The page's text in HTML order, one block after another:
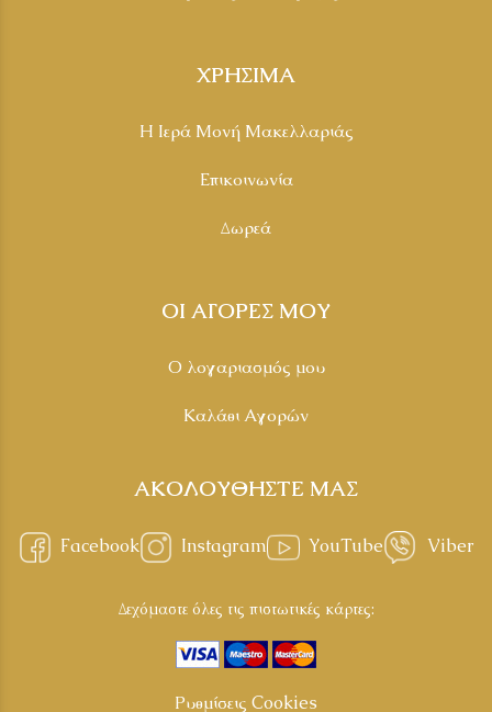
ΧΡΗΣΙΜΑ
Η Ιερά Μονή Μακελλαριάς
Επικοινωνία
Δωρεά
ΟΙ ΑΓΟΡΕΣ ΜΟΥ
Ο λογαριασμός μου
Καλάθι Αγορών
ΑΚΟΛΟΥΘΗΣΤΕ ΜΑΣ
Facebook Instagram YouTube Viber
Δεχόμαστε όλες τις πιστωτικές κάρτες:
Ρυθμίσεις Cookies